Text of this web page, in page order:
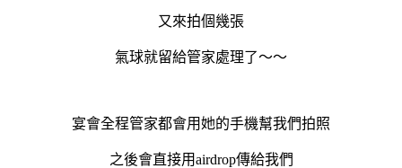
又來拍個幾張
氣球就留給管家處理了～～
宴會全程管家都會用她的手機幫我們拍照
之後會直接用airdrop傳給我們